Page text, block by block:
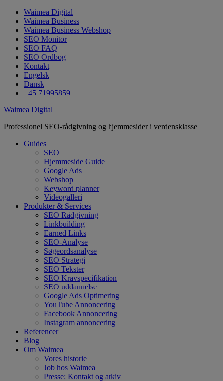
Waimea Digital
Waimea Business
Waimea Business Webshop
SEO Monitor
SEO FAQ
SEO Ordbog
Kontakt
Engelsk
Dansk
+45 71995859
Waimea Digital
Professionel SEO-rådgivning og hjemmesider i verdensklasse
Guides
SEO
Hjemmeside Guide
Google Ads
Webshop
Keyword planner
Videogalleri
Produkter & Services
SEO Rådgivning
Linkbuilding
Earned Links
SEO-Analyse
Søgeordsanalyse
SEO Strategi
SEO Tekster
SEO Kravspecifikation
SEO uddannelse
Google Ads Optimering
YouTube Annoncering
Facebook Annoncering
Instagram annoncering
Referencer
Blog
Om Waimea
Vores historie
Job hos Waimea
Presse: Kontakt og arkiv